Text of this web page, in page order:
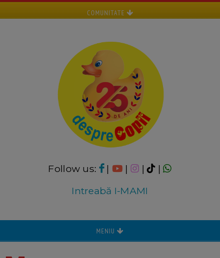
COMUNITATE
Follow us: | | |
|
Intreabă I-MAMI
MENIU